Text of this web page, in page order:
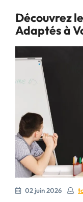
Découvrez
Adaptés à
02 juin 2026